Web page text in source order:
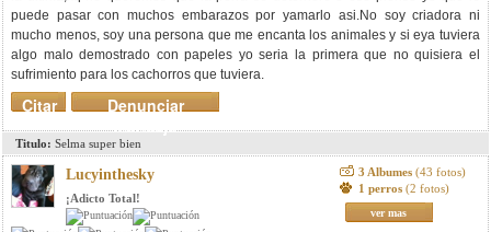
puede pasar con muchos embarazos por yamarlo asi.No soy criadora ni
mucho menos, soy una persona que me encanta los animales y si eya tuviera
algo malo demostrado con papeles yo seria la primera que no quisiera el
sufrimiento para los cachorros que tuviera.
Denunciar
mensaje
Citar
Titulo: Selma super bien
Lucyinthesky
¡Adicto Total!
3 Albumes (43 fotos)
1 perros (2 fotos)
ver mas